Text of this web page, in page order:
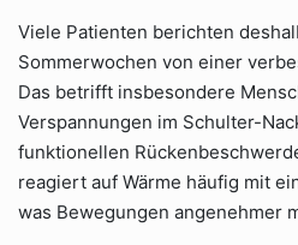
Viele Patienten berichten
Sommerwochen von einer
Das betrifft insbesondere
Verspannungen im Schulter-
funktionellen
reagiert auf Wärme häufig mit
was Bewegungen angenehmer